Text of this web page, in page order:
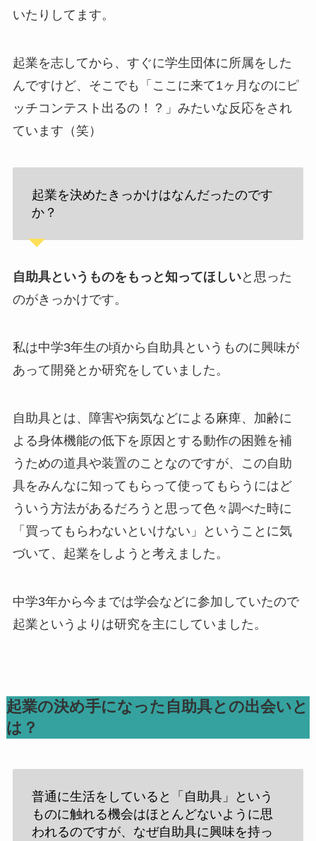
いたりしてます。
起業を志してから、すぐに学生団体に所属をした
んですけど、そこでも「ここに来て1ヶ月なのにピ
ッチコンテスト出るの！？」みたいな反応をされ
ています（笑）
起業を決めたきっかけはなんだったのです
か？
自助具というものをもっと知ってほしいと思った
のがきっかけです。
私は中学3年生の頃から自助具というものに興味が
あって開発とか研究をしていました。
自助具とは、障害や病気などによる麻痺、加齢に
よる身体機能の低下を原因とする動作の困難を補
うための道具や装置のことなのですが、この自助
具をみんなに知ってもらって使ってもらうにはど
ういう方法があるだろうと思って色々調べた時に
「買ってもらわないといけない」ということに気
づいて、起業をしようと考えました。
中学3年から今までは学会などに参加していたので
起業というよりは研究を主にしていました。
起業の決め手になった自助具との出会いと
は？
普通に生活をしていると「自助具」という
ものに触れる機会はほとんどないように思
われるのですが、なぜ自助具に興味を持っ